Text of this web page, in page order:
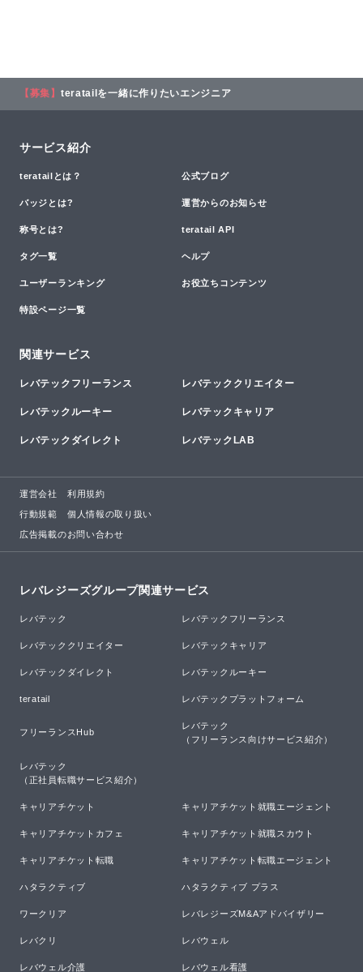
【募集】 teratailを一緒に作りたいエンジニア
サービス紹介
teratailとは？ 公式ブログ
バッジとは? 運営からのお知らせ
称号とは? teratail API
タグ一覧 ヘルプ
ユーザーランキング お役立ちコンテンツ
特設ページ一覧
関連サービス
レバテックフリーランス レバテッククリエイター
レバテックルーキー レバテックキャリア
レバテックダイレクト レバテックLAB
運営会社 利用規約
行動規範 個人情報の取り扱い
広告掲載のお問い合わせ
レバレジーズグループ関連サービス
レバテック レバテックフリーランス
レバテッククリエイター レバテックキャリア
レバテックダイレクト レバテックルーキー
teratail レバテックプラットフォーム
フリーランスHub
レバテック
（フリーランス向けサービス紹介）
レバテック
（正社員転職サービス紹介）
キャリアチケット キャリアチケット就職エージェント
キャリアチケットカフェ キャリアチケット就職スカウト
キャリアチケット転職 キャリアチケット転職エージェント
ハタラクティブ ハタラクティブ プラス
ワークリア レバレジーズM&Aアドバイザリー
レバクリ レバウェル
レバウェル介護 レバウェル看護